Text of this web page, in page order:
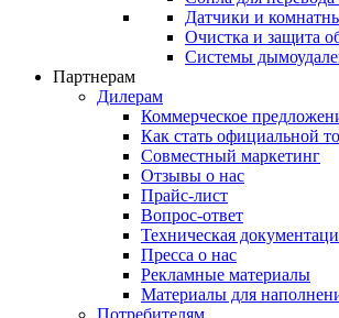
Датчики и
Очистка и защита
Системы
Партнерам
Дилерам
Коммерческое
Как стать официальной
Совместный маркетинг
Отзывы о нас
Прайс-лист
Вопрос-ответ
Техническая
Пресса о нас
Рекламные материалы
Материалы для